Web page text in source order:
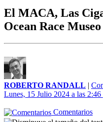
El MACA, Las
Ocean Race
ROBERTO RANDALL |
Lunes, 15 Julio 2024 a las 2:46
Comentarios